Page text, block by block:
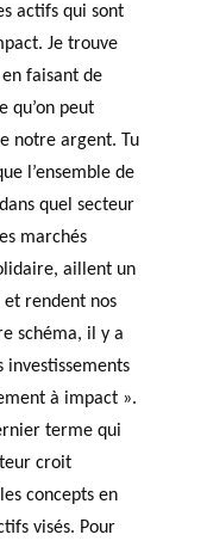
actifs qui sont
Je trouve
en faisant de
qu’on peut
notre argent. Tu
l’ensemble de
quel secteur
marchés
aillent un
rendent nos
schéma, il y a
investissements
à impact ».
terme qui
croit
concepts en
visés. Pour